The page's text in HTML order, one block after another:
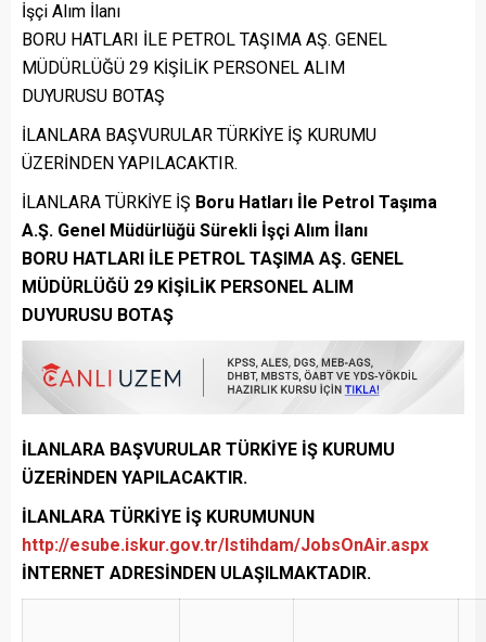
İşçi Alım İlanı
BORU HATLARI İLE PETROL TAŞIMA AŞ. GENEL
MÜDÜRLÜĞÜ 29 KİŞİLİK PERSONEL ALIM
DUYURUSU BOTAŞ
İLANLARA BAŞVURULAR TÜRKİYE İŞ KURUMU
ÜZERİNDEN YAPILACAKTIR.
İLANLARA TÜRKİYE İŞ Boru Hatları İle Petrol Taşıma
A.Ş. Genel Müdürlüğü Sürekli İşçi Alım İlanı
BORU HATLARI İLE PETROL TAŞIMA AŞ. GENEL
MÜDÜRLÜĞÜ 29 KİŞİLİK PERSONEL ALIM
DUYURUSU BOTAŞ
İLANLARA BAŞVURULAR TÜRKİYE İŞ KURUMU
ÜZERİNDEN YAPILACAKTIR.
İLANLARA TÜRKİYE İŞ KURUMUNUN
http://esube.iskur.gov.tr/Istihdam/JobsOnAir.aspx
İNTERNET ADRESİNDEN ULAŞILMAKTADIR.